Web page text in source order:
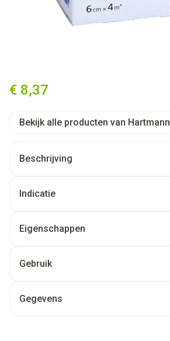
€ 8,37
Bekijk alle producten van Hartmann
Beschrijving
Indicatie
Eigenschappen
Gebruik
Gegevens